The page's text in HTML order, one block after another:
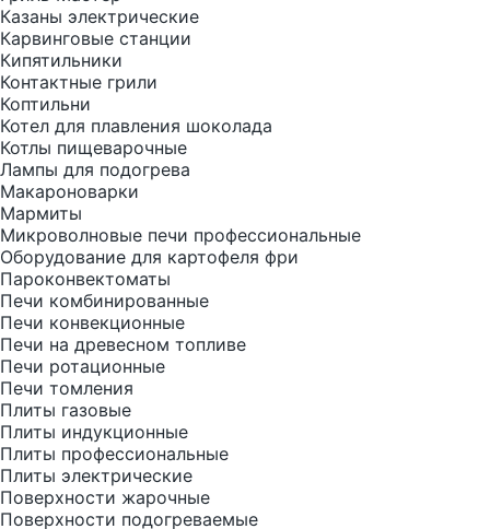
Казаны электрические
Карвинговые станции
Кипятильники
Контактные грили
Коптильни
Котел для плавления шоколада
Котлы пищеварочные
Лампы для подогрева
Макароноварки
Мармиты
Микроволновые печи профессиональные
Оборудование для картофеля фри
Пароконвектоматы
Печи комбинированные
Печи конвекционные
Печи на древесном топливе
Печи ротационные
Печи томления
Плиты газовые
Плиты индукционные
Плиты профессиональные
Плиты электрические
Поверхности жарочные
Поверхности подогреваемые